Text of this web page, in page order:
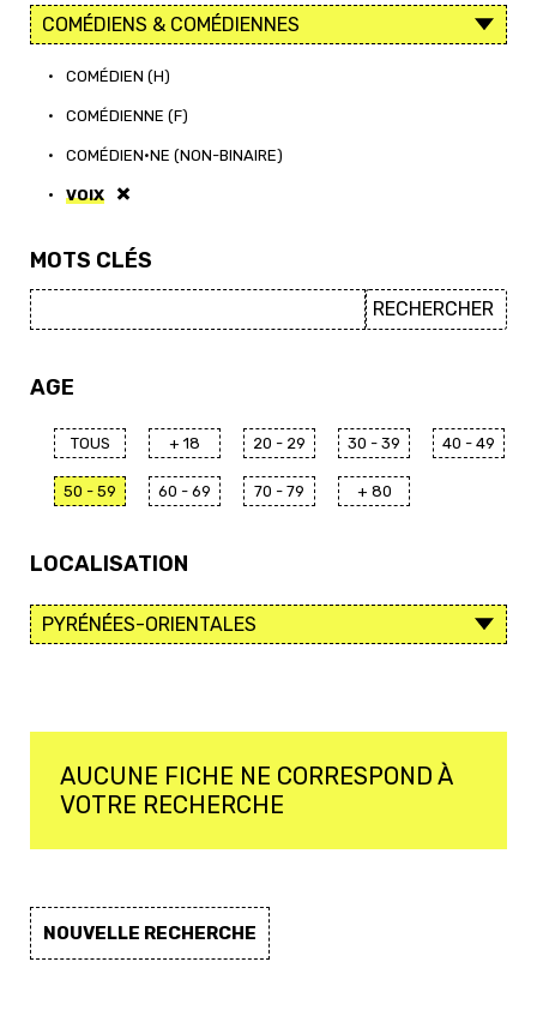
• COMÉDIEN (H)
• COMÉDIENNE (F)
• COMÉDIEN·NE (NON-BINAIRE)
• VOIX
MOTS CLÉS
AGE
TOUS + 18 20 - 29 30 - 39 40 - 49
50 - 59 60 - 69 70 - 79 + 80
LOCALISATION
AUCUNE FICHE NE CORRESPOND À
VOTRE RECHERCHE
NOUVELLE RECHERCHE